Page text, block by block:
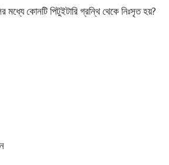
মধ্যে কোনটি পিটুইটারি গ্রন্থি থেকে নিঃসৃত হয়?